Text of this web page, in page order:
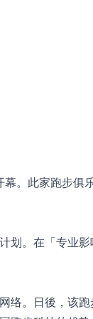
。此家跑步俱
划。在「专业
络。日後，该